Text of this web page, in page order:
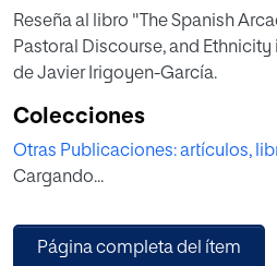
Reseña al libro "The Spanish
Pastoral Discourse, and Ethnicity
de Javier Irigoyen-García.
Colecciones
Otras Publicaciones: artículos,
Cargando...
Página completa del ítem